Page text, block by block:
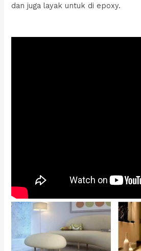
dan juga layak untuk di epoxy.